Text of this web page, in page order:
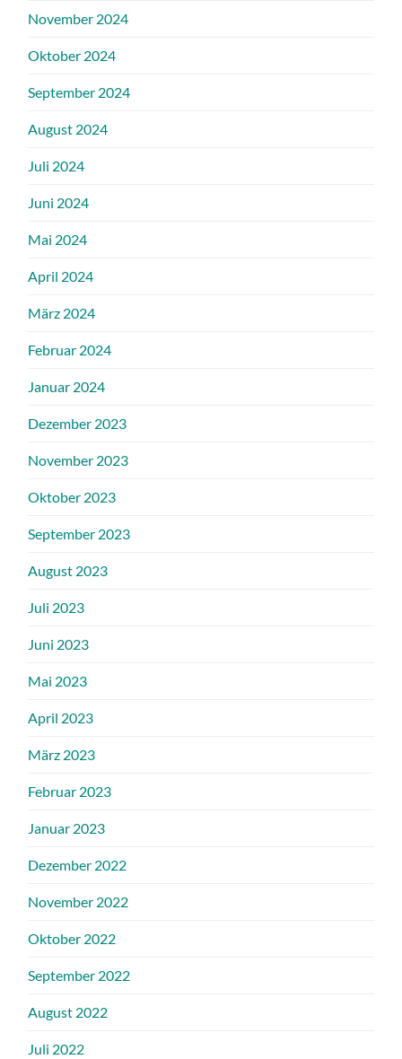
November 2024
Oktober 2024
September 2024
August 2024
Juli 2024
Juni 2024
Mai 2024
April 2024
März 2024
Februar 2024
Januar 2024
Dezember 2023
November 2023
Oktober 2023
September 2023
August 2023
Juli 2023
Juni 2023
Mai 2023
April 2023
März 2023
Februar 2023
Januar 2023
Dezember 2022
November 2022
Oktober 2022
September 2022
August 2022
Juli 2022